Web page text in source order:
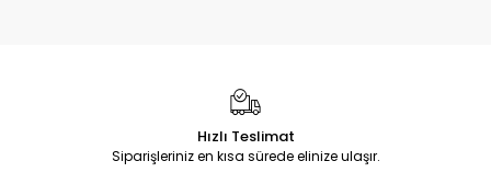
Hızlı Teslimat
Siparişleriniz en kısa sürede elinize ulaşır.